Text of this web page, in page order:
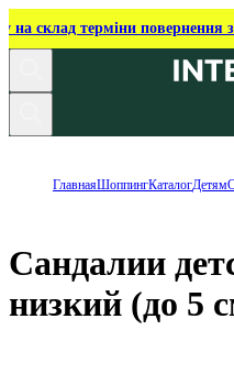
на склад терміни повернення
ГлавнаяШоппингКаталогДетям
Сандалии
низкий (до 5